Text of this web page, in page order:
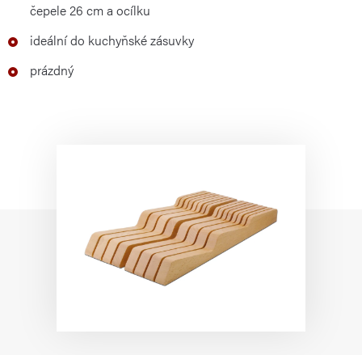
čepele 26 cma ocílku
ideální do kuchyňské zásuvky
prázdný